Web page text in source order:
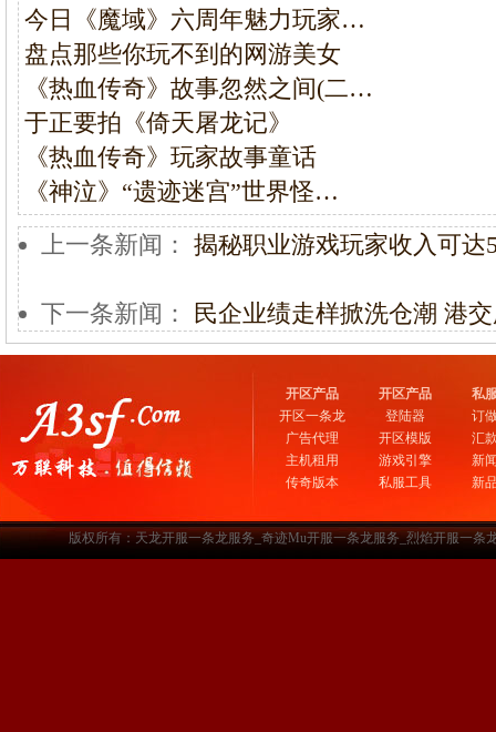
今日《魔域》六周年魅力玩家…
盘点那些你玩不到的网游美女
《热血传奇》故事忽然之间(二…
于正要拍《倚天屠龙记》
《热血传奇》玩家故事童话
《神泣》“遗迹迷宫”世界怪…
上一条新闻： 揭秘职业游戏玩家收入可达
下一条新闻： 民企业绩走样掀洗仓潮 港
开区产品
开区一条龙
广告代理
主机租用
传奇版本
开区产品
登陆器
开区模版
游戏引擎
私服工具
私
订
汇
新
新
版权所有：天龙开服一条龙服务_奇迹Mu开服一条龙服务_烈焰开服一条